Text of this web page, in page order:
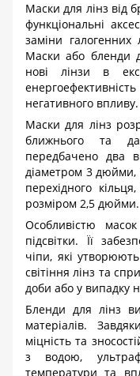
Маски для лінз від
функціональні
заміни галогенних
Маски або бленди
нові лінзи в
негативного впливу.
Маски для лінз
ближнього та
передбачено два
діаметром 3 дюйми,
перехідного
розміром 2,5 дюйми.
Особливістю
підсвітки. Її
чіпи, які
світіння лінз та
доби або у випадку
Бленди для лінз
матеріалів.
міцність та
з водою,
температури та